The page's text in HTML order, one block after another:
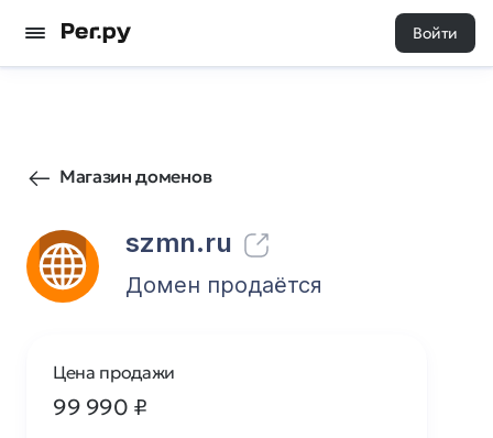
Войти
Магазин доменов
szmn.ru
1885 0
Домен продаётся
Цена продажи
99 990 ₽